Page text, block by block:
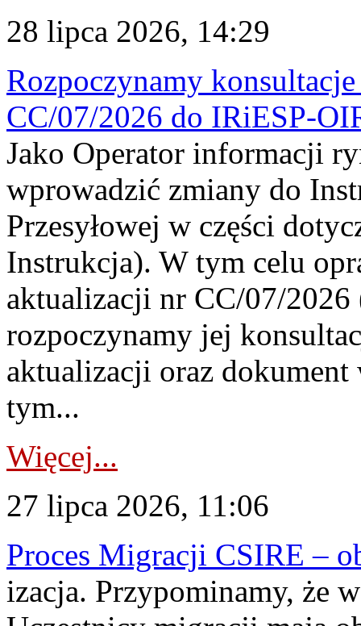
28 lipca 2026, 14:29
Rozpoczynamy
CC/07/2026 do IRiESP-
Jako Operator informacji
wprowadzić zmiany do
Przesyłowej w części
Instrukcja). W tym celu
aktualizacji nr CC/07/
rozpoczynamy jej
aktualizacji oraz
tym...
Więcej...
27 lipca 2026, 11:06
Proces Migracji CSIRE –
izacja. Przypominamy, że